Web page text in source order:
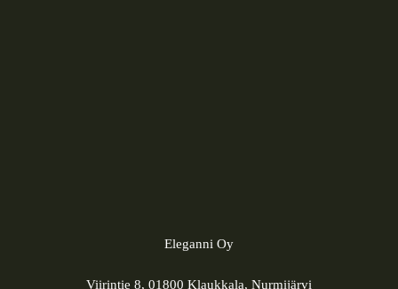
Eleganni Oy
Viirintie 8, 01800 Klaukkala, Nurmijärvi